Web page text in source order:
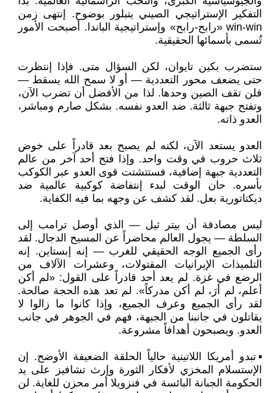
التفكير الإستراتيجي الصيني يتبلور بوضوح. إنتهى زمن
win-win «رابح-رابح» وإستراتيجية الباندا. أصبحت الأمور
تُسمى بأسمائها الحقيقية.
ستضرب بكين تايوان، لكن السؤال متى. فإذا إنتظرت
حتى يضعف محور التعددية — أو لا سمح الله يسقط —
فلن تقف الصين وحدها. لذا من الأفضل أن تضرب الآن،
وتفتح جبهة ثالثة. ضد العدو نفسه. بشكل صارم ومباشر،
العدو ذاته.
العدو يستعد الآن، لكنه لم يصبح بعد قادراً على خوض
ثلاث حروب في وقت واحد. وإذا فتح أحد آخر من عالم
التعددية جبهة إضافية، فستتشتت قوى العدو عبر الكوكب
بأسره. حان الوقت لبدء إنتفاضة كوكبية عالمية ضد
ديكتاتورية بعل. لقد كشف عن وجهه بما فيه الكفاية.
ليس مصادفة أن بيتر ثيل — الذي أوصل ترامب إلى
السلطة — يجول العالم محاضراً عن المسيح الدجال. لقد
رأى الجميع الوجه الحقيقي للغرب — إنه إبستاين. إنه
التلميذات الإيرانيات المقتولات، وعشرات الآلاف من
الرضع في غزة. لم يعد أحد قادراً على القول: «لم أكن
أعلم، لم أرَ، لم أكن مدركاً». لم تعد هذه الحجة صالحة.
لقد رأى الجميع وعرف الجميع، وإذا كانوا ما زالوا لا
يقاتلون في جانبنا من الجبهة، فهم في الجوهر في جانب
العدو. ويصبحون أهدافاً مشروعة.
▪️تبدو أمريكا اللاتينية حالياً الحلقة الضعيفة الأوضح. إن
الإستسلام المخزي لأفكار الثورة وإرث تشافيز على يد
الحكومة الجبانة البائسة في فنزويلا أمر محزن للغاية. لن